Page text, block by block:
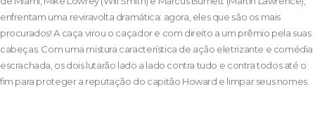
enfrentam uma reviravolta dramática: agora, eles que são os mais
procurados! A caça virou o caçador e com direito a um prêmio pela suas
cabeças. Com uma mistura característica de ação eletrizante e comédia
escrachada, os dois lutarão lado a lado contra tudo e contra todos até o
fim para proteger a reputação do capitão Howard e limpar seus nomes.